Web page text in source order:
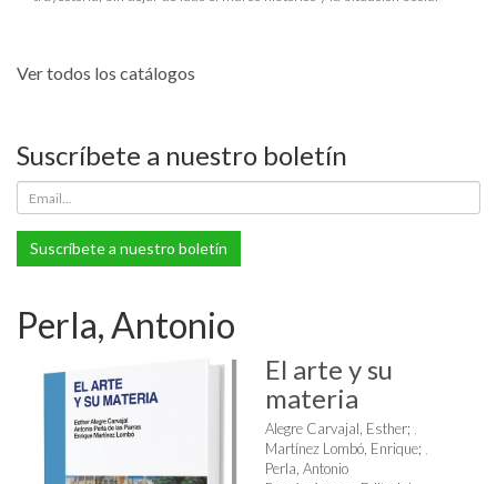
Ver todos los catálogos
Suscríbete a nuestro boletín
Suscríbete a nuestro boletín
Perla, Antonio
El arte y su
materia
Alegre Carvajal, Esther;
Martínez Lombó, Enrique;
Perla, Antonio